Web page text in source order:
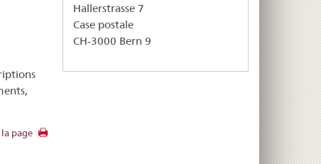
page
Hallerstrasse 7
Case postale
CH-3000 Bern 9